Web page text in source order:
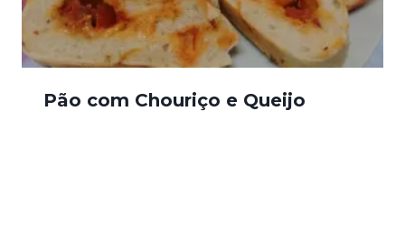
Pão com Chouriço e Queijo